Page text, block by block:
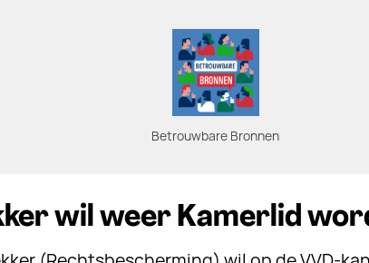
Betrouwbare Bronnen
wil weer Kamerlid